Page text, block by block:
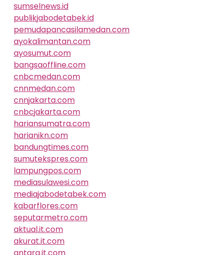
sumselnews.id
publikjabodetabek.id
pemudapancasilamedan.com
ayokalimantan.com
ayosumut.com
bangsaoffline.com
cnbcmedan.com
cnnmedan.com
cnnjakarta.com
cnbcjakarta.com
hariansumatra.com
harianikn.com
bandungtimes.com
sumutekspres.com
lampungpos.com
mediasulawesi.com
mediajabodetabek.com
kabarflores.com
seputarmetro.com
aktual.it.com
akurat.it.com